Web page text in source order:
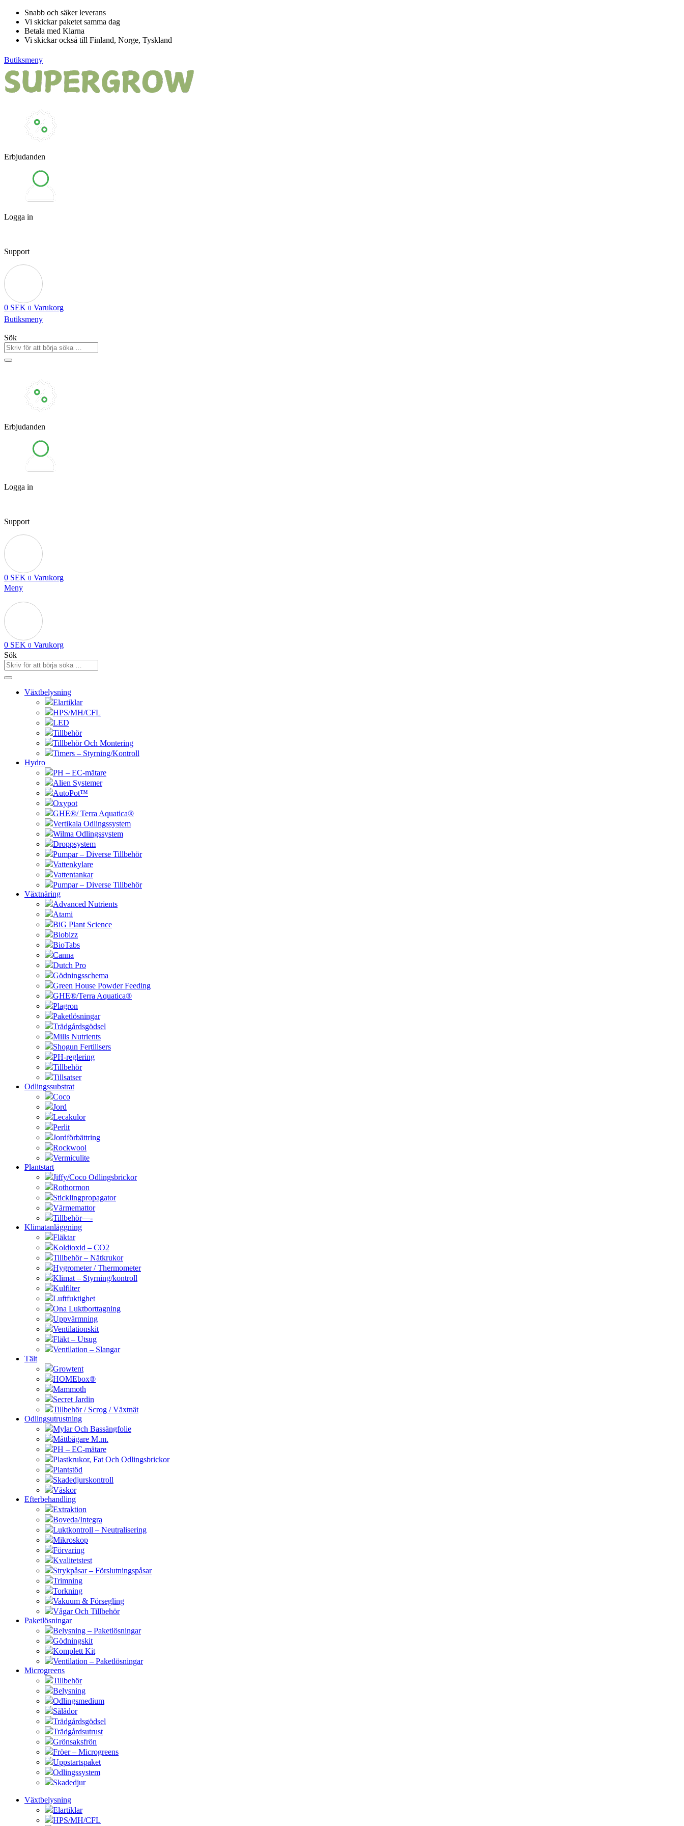
Hoppa
innehåll
Snabb och säker leverans
Vi skickar paketet samma dag
Betala med Klarna
Vi skickar också till Finland, Norge, Tyskland
Butiksmeny
Erbjudanden
Logga in
Support
0 SEK 0 Varukorg
Butiksmeny
Sök
Erbjudanden
Logga in
Support
0 SEK 0 Varukorg
Meny
0 SEK 0 Varukorg
Sök
Växtbelysning
Elartiklar
HPS/MH/CFL
LED
Tillbehör
Tillbehör Och Montering
Timers – Styrning/Kontroll
Hydro
PH – EC-mätare
Alien Systemer
AutoPot™
Oxypot
GHE®/ Terra Aquatica®
Vertikala Odlingssystem
Wilma Odlingssystem
Droppsystem
Pumpar – Diverse Tillbehör
Vattenkylare
Vattentankar
Pumpar – Diverse Tillbehör
Växtnäring
Advanced Nutrients
Atami
BiG Plant Science
Biobizz
BioTabs
Canna
Dutch Pro
Gödningsschema
Green House Powder Feeding
GHE®/Terra Aquatica®
Plagron
Paketlösningar
Trädgårdsgödsel
Mills Nutrients
Shogun Fertilisers
PH-reglering
Tillbehör
Tillsatser
Odlingssubstrat
Coco
Jord
Lecakulor
Perlit
Jordförbättring
Rockwool
Vermiculite
Plantstart
Jiffy/Coco Odlingsbrickor
Rothormon
Sticklingpropagator
Värmemattor
Tillbehör—-
Klimatanläggning
Fläktar
Koldioxid – CO2
Tillbehör – Nätkrukor
Hygrometer / Thermometer
Klimat – Styrning/kontroll
Kulfilter
Luftfuktighet
Ona Luktborttagning
Uppvärmning
Ventilationskit
Fläkt – Utsug
Ventilation – Slangar
Tält
Growtent
HOMEbox®
Mammoth
Secret Jardin
Tillbehör / Scrog / Växtnät
Odlingsutrustning
Mylar Och Bassängfolie
Måttbägare M.m.
PH – EC-mätare
Plastkrukor, Fat Och Odlingsbrickor
Plantstöd
Skadedjurskontroll
Väskor
Efterbehandling
Extraktion
Boveda/Integra
Luktkontroll – Neutralisering
Mikroskop
Förvaring
Kvalitetstest
Strykpåsar – Förslutningspåsar
Trimning
Torkning
Vakuum & Försegling
Vågar Och Tillbehör
Paketlösningar
Belysning – Paketlösningar
Gödningskit
Komplett Kit
Ventilation – Paketlösningar
Microgreens
Tillbehör
Belysning
Odlingsmedium
Sålådor
Trädgårdsgödsel
Trädgårdsutrust
Grönsaksfrön
Fröer – Microgreens
Uppstartspaket
Odlingssystem
Skadedjur
Växtbelysning
Elartiklar
HPS/MH/CFL